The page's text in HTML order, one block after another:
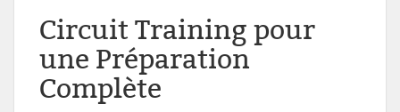
Circuit Training pour
une Préparation
Complète